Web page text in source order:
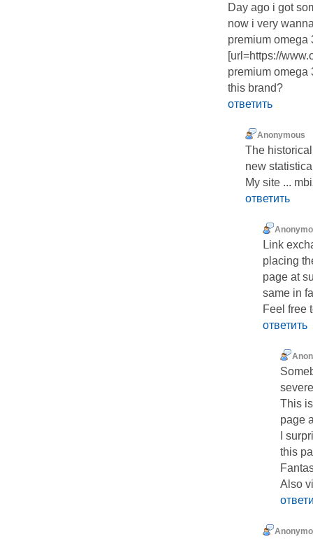
Day ago i got
now i very
premium omega
[url=https://
premium omega
this brand?
ответить
Anonymous
The
new
My site ...
ответить
ᒪink
placing
page at
same in
Feel free
ответить
This
page
I
this
Also